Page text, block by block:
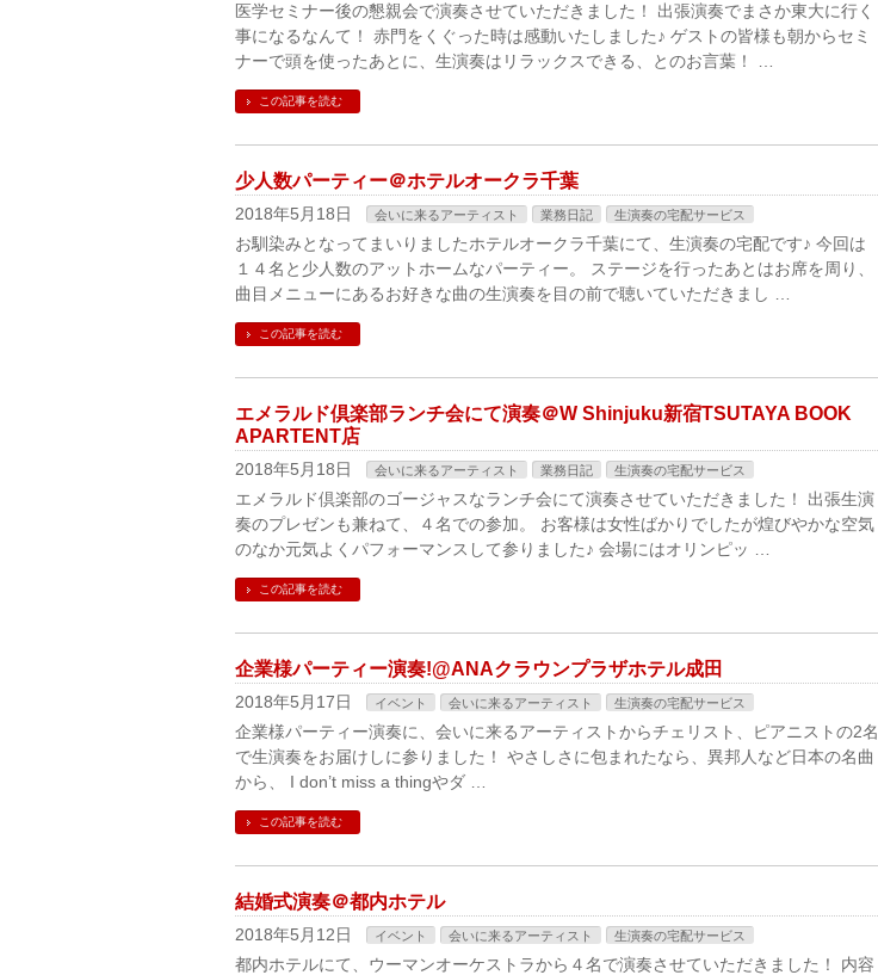
医学セミナー後の懇親会で演奏させていただきました！ 出張演奏でまさか東大に行く
事になるなんて！ 赤門をくぐった時は感動いたしました♪ ゲストの皆様も朝からセミ
ナーで頭を使ったあとに、生演奏はリラックスできる、とのお言葉！ …
この記事を読む
少人数パーティー＠ホテルオークラ千葉
2018年5月18日 会いに来るアーティスト 業務日記 生演奏の宅配サービス
お馴染みとなってまいりましたホテルオークラ千葉にて、生演奏の宅配です♪ 今回は
１４名と少人数のアットホームなパーティー。 ステージを行ったあとはお席を周り、
曲目メニューにあるお好きな曲の生演奏を目の前で聴いていただきまし …
この記事を読む
エメラルド倶楽部ランチ会にて演奏＠W Shinjuku新宿TSUTAYA BOOK
APARTENT店
2018年5月18日 会いに来るアーティスト 業務日記 生演奏の宅配サービス
エメラルド倶楽部のゴージャスなランチ会にて演奏させていただきました！ 出張生演
奏のプレゼンも兼ねて、４名での参加。 お客様は女性ばかりでしたが煌びやかな空気
のなか元気よくパフォーマンスして参りました♪ 会場にはオリンピッ …
この記事を読む
企業様パーティー演奏!@ANAクラウンプラザホテル成田
2018年5月17日 イベント 会いに来るアーティスト 生演奏の宅配サービス
企業様パーティー演奏に、会いに来るアーティストからチェリスト、ピアニストの2名
で生演奏をお届けしに参りました！ やさしさに包まれたなら、異邦人など日本の名曲
から、 I don’t miss a thingやダ …
この記事を読む
結婚式演奏＠都内ホテル
2018年5月12日 イベント 会いに来るアーティスト 生演奏の宅配サービス
都内ホテルにて、ウーマンオーケストラから４名で演奏させていただきました！ 内容